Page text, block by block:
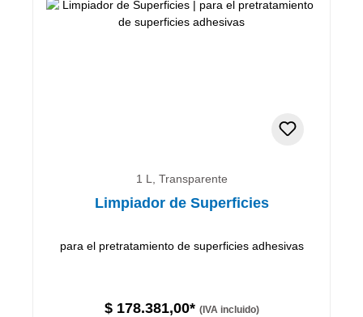
1 L, Transparente
Limpiador de Superficies
para el pretratamiento de superficies adhesivas
$ 178.381,00* (IVA incluido)